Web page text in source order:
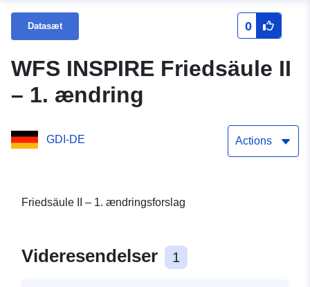
Datasæt 0
WFS INSPIRE Friedsäule II
– 1. ændring
GDI-DE Actions
Friedsäule II – 1. ændringsforslag
Videresendelser 1